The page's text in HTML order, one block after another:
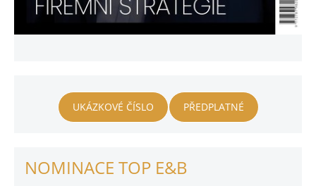
UKÁZKOVÉ ČÍSLO PŘEDPLATNÉ
NOMINACE TOP E&B